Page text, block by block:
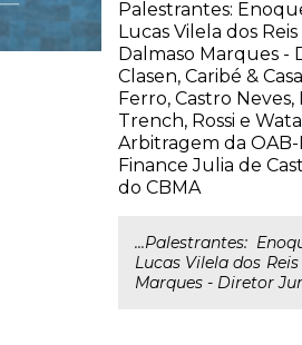
Palestrantes:
Lucas Vilela dos
Dalmaso Marques -
Clasen, Caribé &
Ferro, Castro
Trench, Rossi e
Arbitragem da OAB-
Finance Julia de
do CBMA
...Palestrantes:
Lucas Vilela dos
Marques - Diretor